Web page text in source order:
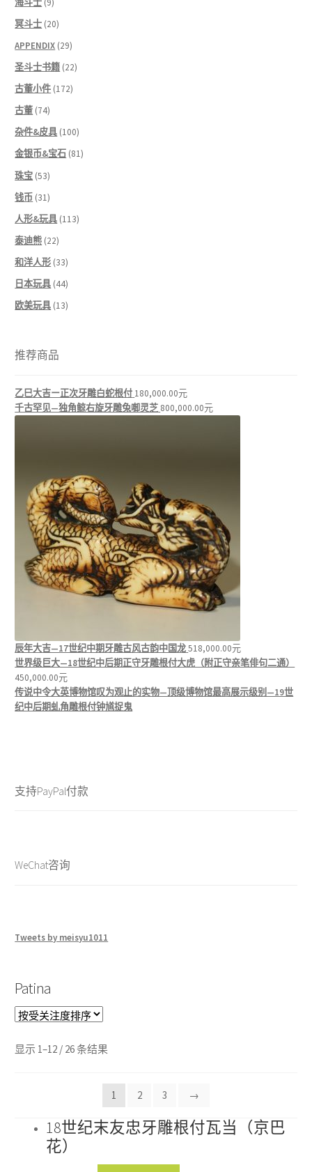
冥斗士 (20)
APPENDIX (29)
圣斗士书籍 (22)
古董小件 (172)
古董 (74)
杂件&皮具 (100)
金银币&宝石 (81)
珠宝 (53)
钱币 (31)
人形&玩具 (113)
泰迪熊 (22)
和洋人形 (33)
日本玩具 (44)
欧美玩具 (13)
推荐商品
乙巳大吉ー正次牙雕白蛇根付 180,000.00元
千古罕见—独角鲸右旋牙雕兔啣灵芝 800,000.00元
辰年大吉—17世纪中期牙雕古风古韵中国龙518,000.00元
世界级巨大—18世纪中后期正守牙雕根付大虎（附正守亲笔俳句二通）
450,000.00元
传说中令大英博物馆叹为观止的实物—顶级博物馆最高展示级别—19世
纪中后期虬角雕根付钟馗捉鬼
支持PayPal付款
WeChat咨询
Tweets by meisyu1011
Patina
显示 1–12 / 26 条结果
1 2 3 →
18世纪末友忠牙雕根付瓦当（京巴
花）